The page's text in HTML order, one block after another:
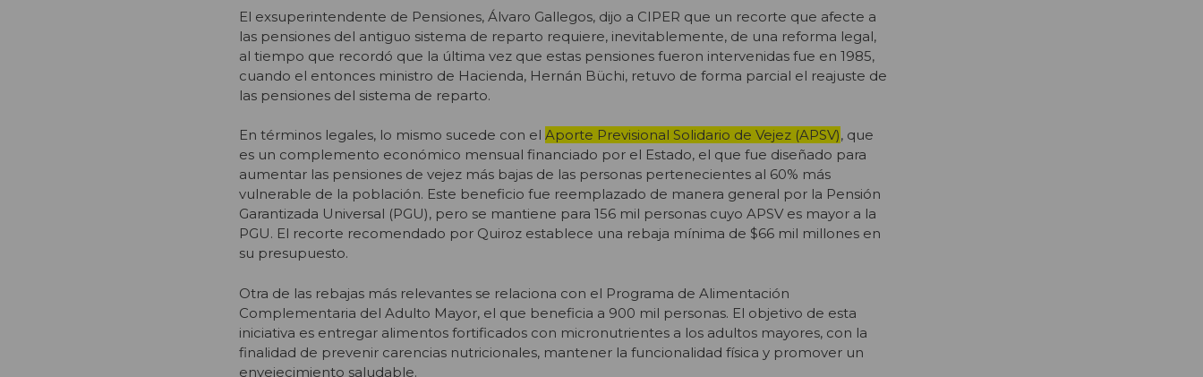
El exsuperintendente de Pensiones, Álvaro Gallegos, dijo a CIPER que un recorte que afecte a
las pensiones del antiguo sistema de reparto requiere, inevitablemente, de una reforma legal,
al tiempo que recordó que la última vez que estas pensiones fueron intervenidas fue en 1985,
cuando el entonces ministro de Hacienda, Hernán Büchi, retuvo de forma parcial el reajuste de
las pensiones del sistema de reparto.
En términos legales, lo mismo sucede con el Aporte Previsional Solidario de Vejez (APSV), que
es un complemento económico mensual financiado por el Estado, el que fue diseñado para
aumentar las pensiones de vejez más bajas de las personas pertenecientes al 60% más
vulnerable de la población. Este beneficio fue reemplazado de manera general por la Pensión
Garantizada Universal (PGU), pero se mantiene para 156 mil personas cuyo APSV es mayor a la
PGU. El recorte recomendado por Quiroz establece una rebaja mínima de $66 mil millones en
su presupuesto.
Otra de las rebajas más relevantes se relaciona con el Programa de Alimentación
Complementaria del Adulto Mayor, el que beneficia a 900 mil personas. El objetivo de esta
iniciativa es entregar alimentos fortificados con micronutrientes a los adultos mayores, con la
finalidad de prevenir carencias nutricionales, mantener la funcionalidad física y promover un
envejecimiento saludable.